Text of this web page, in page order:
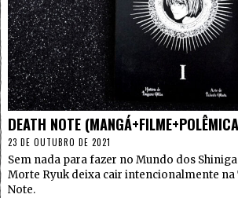
DEATH NOTE
23 DE OUTUBRO DE 2021
Sem nada para fazer no Mundo dos
Morte Ryuk deixa cair intencionalmente na
Note.